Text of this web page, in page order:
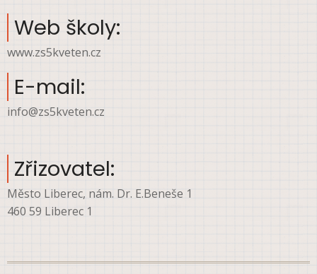
Web školy:
www.zs5kveten.cz
E-mail:
info@zs5kveten.cz
Zřizovatel:
Město Liberec, nám. Dr. E.Beneše 1
460 59 Liberec 1